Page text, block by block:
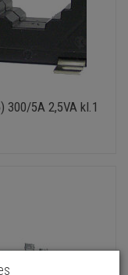
300/5A 2,5VA kl.1